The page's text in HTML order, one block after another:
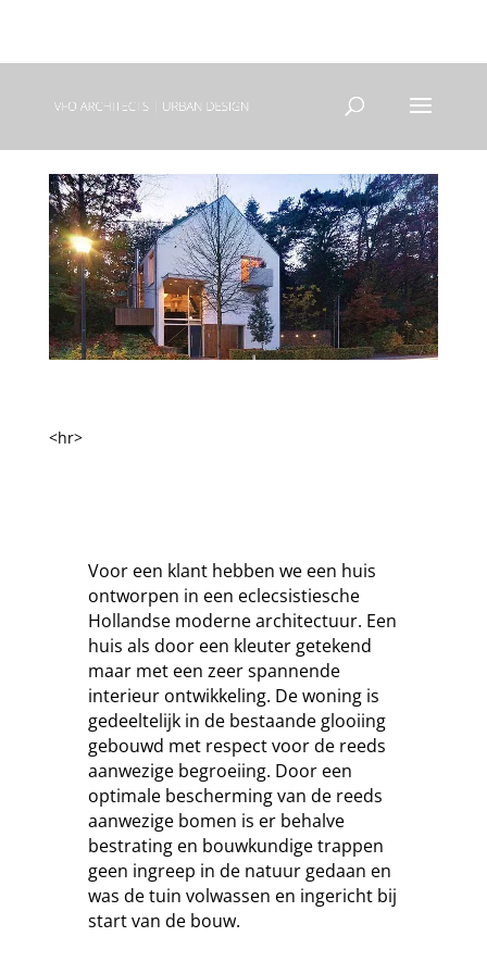
HUIS L
<hr>
Voor een klant hebben we een huis
ontworpen in een eclecsistiesche
Hollandse moderne architectuur. Een
huis als door een kleuter getekend
maar met een zeer spannende
interieur ontwikkeling. De woning is
gedeeltelijk in de bestaande glooiing
gebouwd met respect voor de reeds
aanwezige begroeiing. Door een
optimale bescherming van de reeds
aanwezige bomen is er behalve
bestrating en bouwkundige trappen
geen ingreep in de natuur gedaan en
was de tuin volwassen en ingericht bij
start van de bouw.